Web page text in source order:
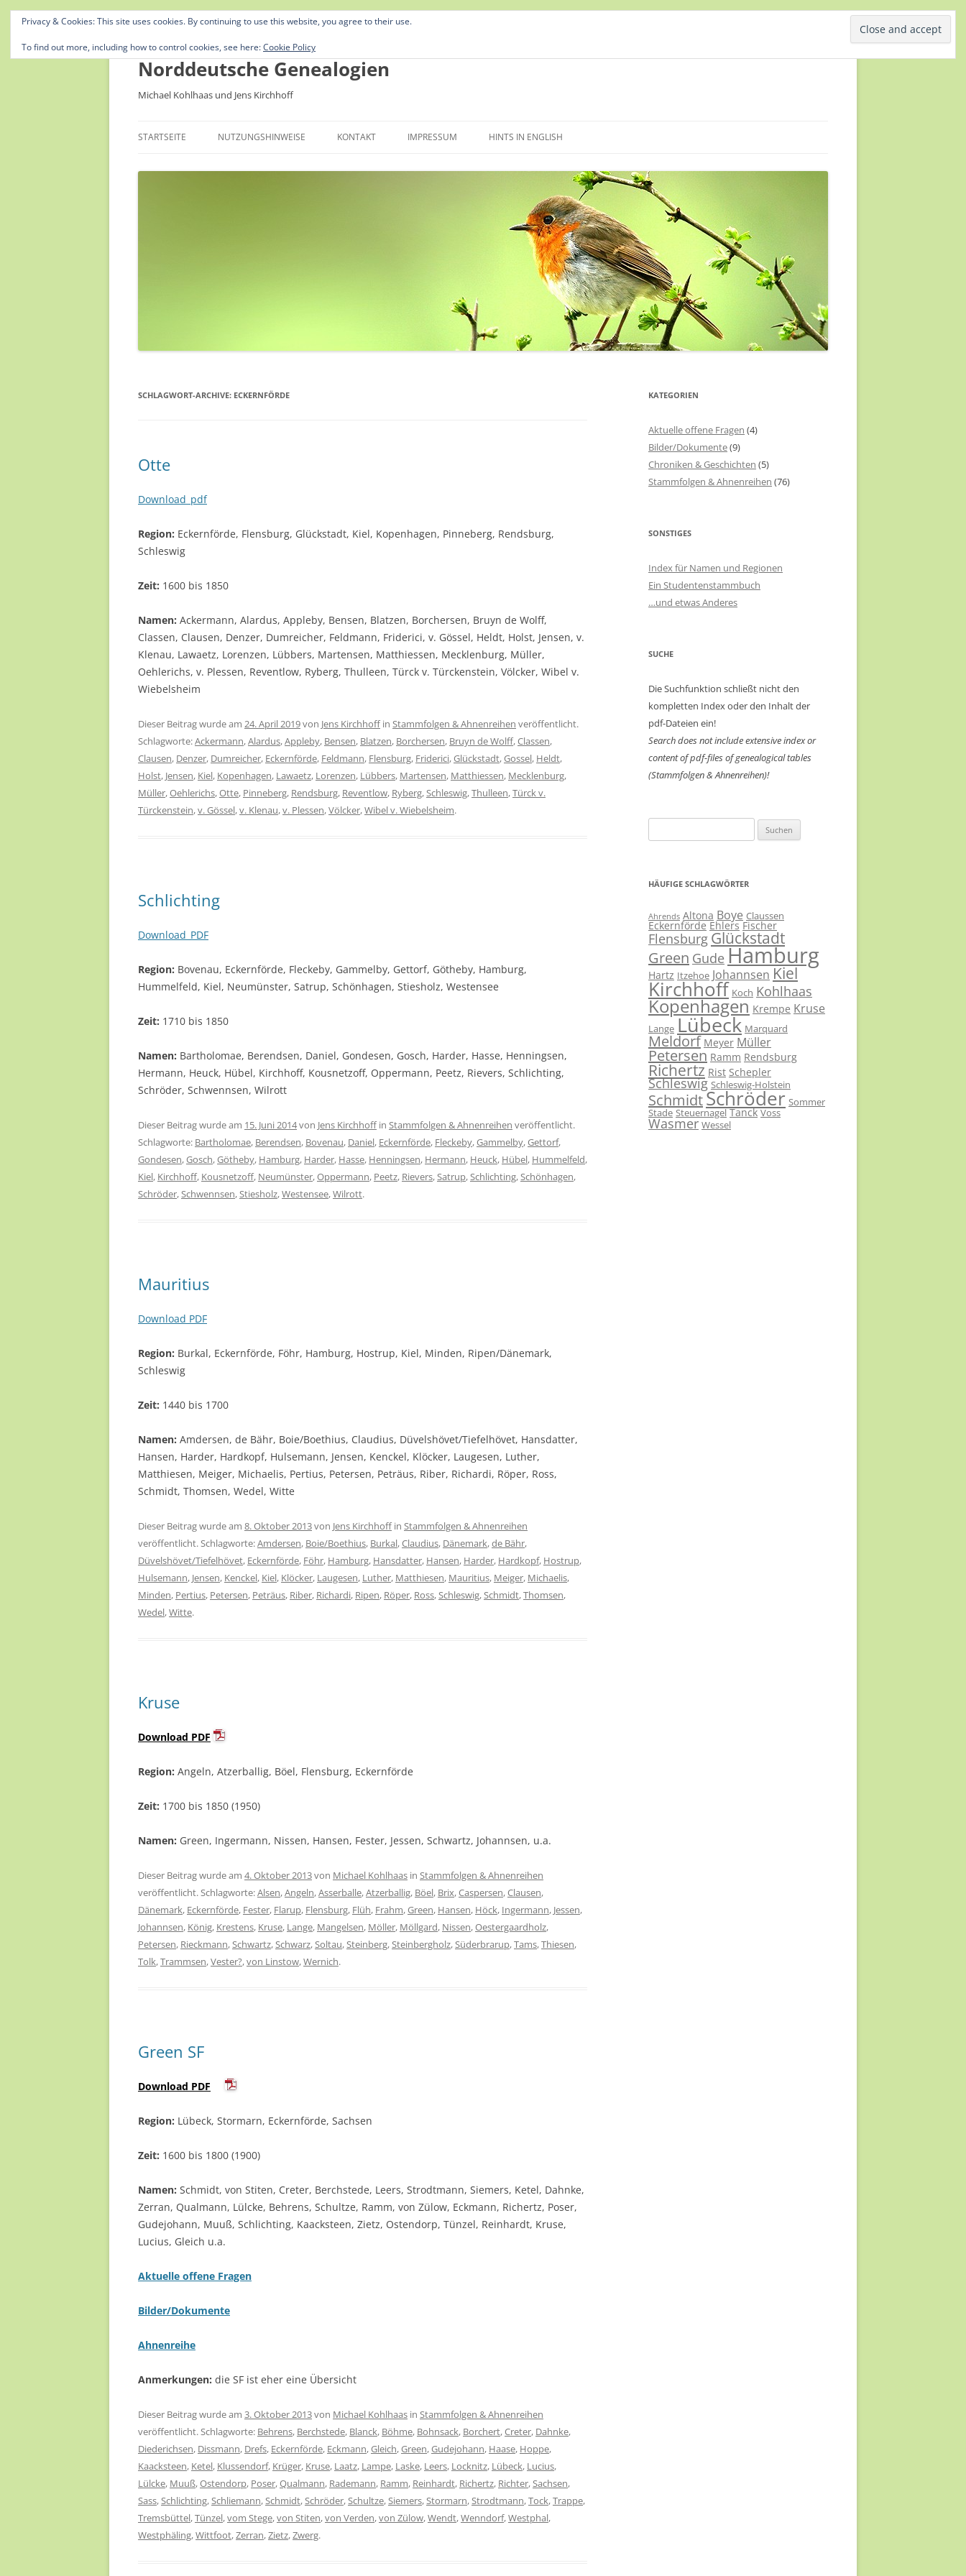
Norddeutsche Genealogien
Michael Kohlhaas und Jens Kirchhoff
Inhalt
STARTSEITE NUTZUNGSHINWEISE KONTAKT IMPRESSUM HINTS IN ENGLISH
SCHLAGWORT-ARCHIVE: ECKERNFÖRDE
Otte
Download_pdf
Region: Eckernförde, Flensburg, Glückstadt, Kiel, Kopenhagen, Pinneberg, Rendsburg,
Schleswig
Zeit: 1600 bis 1850
Namen: Ackermann, Alardus, Appleby, Bensen, Blatzen, Borchersen, Bruyn de Wolff,
Classen, Clausen, Denzer, Dumreicher, Feldmann, Friderici, v. Gössel, Heldt, Holst, Jensen, v.
Klenau, Lawaetz, Lorenzen, Lübbers, Martensen, Matthiessen, Mecklenburg, Müller,
Oehlerichs, v. Plessen, Reventlow, Ryberg, Thulleen, Türck v. Türckenstein, Völcker, Wibel v.
Wiebelsheim
Dieser Beitrag wurde am 24. April 2019von Jens Kirchhoffin Stammfolgen & Ahnenreihen veröffentlicht.
Schlagworte:Ackermann,Alardus,Appleby, Bensen, Blatzen, Borchersen, Bruyn de Wolff,Classen,
Clausen, Denzer, Dumreicher, Eckernförde, Feldmann, Flensburg, Friderici,Glückstadt,Gossel, Heldt,
Holst, Jensen, Kiel, Kopenhagen, Lawaetz, Lorenzen, Lübbers, Martensen, Matthiessen, Mecklenburg,
Müller,Oehlerichs,Otte, Pinneberg, Rendsburg, Reventlow, Ryberg,Schleswig,Thulleen,Türck v.
Türckenstein,v. Gössel,v. Klenau,v. Plessen,Völcker,Wibel v. Wiebelsheim.
Schlichting
Download_PDF
Region: Bovenau, Eckernförde, Fleckeby, Gammelby, Gettorf, Götheby, Hamburg,
Hummelfeld, Kiel, Neumünster, Satrup, Schönhagen, Stiesholz, Westensee
Zeit: 1710 bis 1850
Namen: Bartholomae, Berendsen, Daniel, Gondesen, Gosch, Harder, Hasse, Henningsen,
Hermann, Heuck, Hübel, Kirchhoff, Kousnetzoff, Oppermann, Peetz, Rievers, Schlichting,
Schröder, Schwennsen, Wilrott
Dieser Beitrag wurde am 15. Juni 2014von Jens Kirchhoffin Stammfolgen & Ahnenreihen veröffentlicht.
Schlagworte: Bartholomae, Berendsen, Bovenau, Daniel, Eckernförde, Fleckeby,Gammelby,Gettorf,
Gondesen,Gosch,Götheby, Hamburg, Harder, Hasse, Henningsen, Hermann, Heuck, Hübel, Hummelfeld,
Kiel, Kirchhoff, Kousnetzoff, Neumünster,Oppermann, Peetz, Rievers,Satrup,Schlichting,Schönhagen,
Schröder,Schwennsen,Stiesholz,Westensee,Wilrott.
Mauritius
Download PDF
Region: Burkal, Eckernförde, Föhr, Hamburg, Hostrup, Kiel, Minden, Ripen/Dänemark,
Schleswig
Zeit: 1440 bis 1700
Namen: Amdersen, de Bähr, Boie/Boethius, Claudius, Düvelshövet/Tiefelhövet, Hansdatter,
Hansen, Harder, Hardkopf, Hulsemann, Jensen, Kenckel, Klöcker, Laugesen, Luther,
Matthiesen, Meiger, Michaelis, Pertius, Petersen, Peträus, Riber, Richardi, Röper, Ross,
Schmidt, Thomsen, Wedel, Witte
Dieser Beitrag wurde am 8. Oktober 2013von Jens Kirchhoffin Stammfolgen & Ahnenreihen
veröffentlicht. Schlagworte:Amdersen, Boie/Boethius, Burkal,Claudius, Dänemark,de Bähr,
Düvelshövet/Tiefelhövet, Eckernförde, Föhr, Hamburg, Hansdatter, Hansen, Harder, Hardkopf, Hostrup,
Hulsemann, Jensen, Kenckel, Kiel, Klöcker, Laugesen, Luther, Matthiesen, Mauritius, Meiger, Michaelis,
Minden, Pertius, Petersen, Peträus, Riber, Richardi, Ripen, Röper, Ross,Schleswig,Schmidt,Thomsen,
Wedel,Witte.
Kruse
Download PDF
Region: Angeln, Atzerballig, Böel, Flensburg, Eckernförde
Zeit: 1700 bis 1850 (1950)
Namen: Green, Ingermann, Nissen, Hansen, Fester, Jessen, Schwartz, Johannsen, u.a.
Dieser Beitrag wurde am 4. Oktober 2013von Michael Kohlhaas in Stammfolgen & Ahnenreihen
veröffentlicht. Schlagworte:Alsen,Angeln,Asserballe,Atzerballig, Böel, Brix,Caspersen,Clausen,
Dänemark, Eckernförde, Fester, Flarup, Flensburg, Flüh, Frahm,Green, Hansen, Höck, Ingermann, Jessen,
Johannsen, König, Krestens, Kruse, Lange, Mangelsen, Möller, Möllgard, Nissen,Oestergaardholz,
Petersen, Rieckmann,Schwartz,Schwarz,Soltau,Steinberg,Steinbergholz,Süderbrarup,Tams,Thiesen,
Tolk,Trammsen,Vester?,von Linstow,Wernich.
Green SF
Download PDF
Region: Lübeck, Stormarn, Eckernförde, Sachsen
Zeit: 1600 bis 1800 (1900)
Namen: Schmidt, von Stiten, Creter, Berchstede, Leers, Strodtmann, Siemers, Ketel, Dahnke,
Zerran, Qualmann, Lülcke, Behrens, Schultze, Ramm, von Zülow, Eckmann, Richertz, Poser,
Gudejohann, Muuß, Schlichting, Kaacksteen, Zietz, Ostendorp, Tünzel, Reinhardt, Kruse,
Lucius, Gleich u.a.
Aktuelle offene Fragen
Bilder/Dokumente
Ahnenreihe
Anmerkungen: die SF ist eher eine Übersicht
Dieser Beitrag wurde am 3. Oktober 2013von Michael Kohlhaas in Stammfolgen & Ahnenreihen
veröffentlicht. Schlagworte: Behrens, Berchstede, Blanck, Böhme, Bohnsack, Borchert,Creter, Dahnke,
Diederichsen, Dissmann, Drefs, Eckernförde, Eckmann,Gleich,Green,Gudejohann, Haase, Hoppe,
Kaacksteen, Ketel, Klussendorf, Krüger, Kruse, Laatz, Lampe, Laske, Leers, Locknitz, Lübeck, Lucius,
Lülcke, Muuß,Ostendorp, Poser,Qualmann, Rademann, Ramm, Reinhardt, Richertz, Richter,Sachsen,
Sass,Schlichting,Schliemann,Schmidt,Schröder,Schultze,Siemers,Stormarn,Strodtmann,Tock,Trappe,
Tremsbüttel,Tünzel,vom Stege,von Stiten,von Verden,von Zülow,Wendt,Wenndorf,Westphal,
Westphäling,Wittfoot,Zerran,Zietz,Zwerg.
KATEGORIEN
Aktuelle offene Fragen (4)
Bilder/Dokumente(9)
Chroniken & Geschichten (5)
Stammfolgen & Ahnenreihen (76)
SONSTIGES
Index für Namen und Regionen
Ein Studentenstammbuch
…und etwas Anderes
SUCHE
Die Suchfunktion schließt nicht den
kompletten Index oder den Inhalt der
pdf-Dateien ein!
Search does not include extensive index or
content ofpdf-files of genealogical tables
(Stammfolgen & Ahnenreihen)!
nach:
HÄUFIGE SCHLAGWÖRTER
Ahrends Altona Boye Claussen
Eckernförde Ehlers Fischer
Flensburg Glückstadt
Green Gude Hamburg
Hartz Itzehoe Johannsen Kiel
Kirchhoff Koch Kohlhaas
Kopenhagen Krempe Kruse
Lange Lübeck Marquard
Meldorf Meyer Müller
Petersen Ramm Rendsburg
Richertz Rist Schepler
Schleswig Schleswig-Holstein
SchmidtSchröder Sommer
Stade Steuernagel Tanck Voss
Wasmer Wessel
Privacy & Cookies: This site uses cookies. By continuing to use this website, you agree to their use.
To find out more, including how to control cookies, see here:Cookie Policy